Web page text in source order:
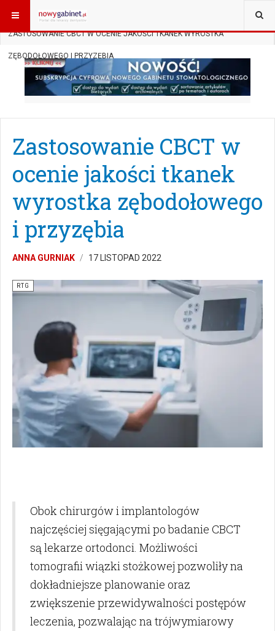
JESTEŚ TUTAJ: START
ZASTOSOWANIE CBCT W OCENIE JAKOŚCI TKANEK WYROSTKA
ZĘBODOŁOWEGO I PRZYZĘBIA
Zastosowanie CBCT w
ocenie jakości tkanek
wyrostka zębodołowego
i przyzębia
ANNA GURNIAK 17 LISTOPAD 2022
RTG
Obok chirurgów i implantologów
najczęściej sięgającymi po badanie CBCT
są lekarze ortodonci. Możliwości
tomografii wiązki stożkowej pozwoliły na
dokładniejsze planowanie oraz
zwiększenie przewidywalności postępów
leczenia, pozwalając na trójwymiarowy